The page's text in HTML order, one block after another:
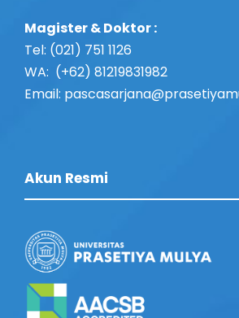
Magister & Doktor :
Tel: (021) 751 1126
WA: (+62) 81219831982
Email:
Akun Resmi